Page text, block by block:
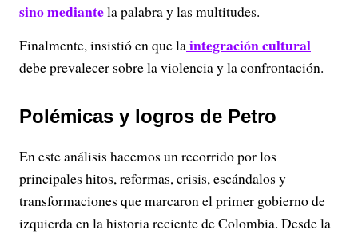
sino mediantela palabra y las multitudes.
Finalmente, insistió en que laintegración cultural
debe prevalecer sobre la violencia y la confrontación.
Polémicas y logros de Petro
En este análisis hacemos un recorrido por los
principales hitos, reformas, crisis, escándalos y
transformaciones que marcaron el primer gobierno de
izquierda en la historia reciente de Colombia. Desde la